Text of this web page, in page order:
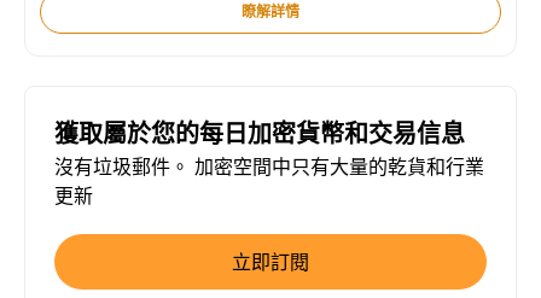
瞭解詳情
獲取屬於您的每日加密貨幣和交易信息
沒有垃圾郵件。 加密空間中只有大量的乾貨和行業
更新
立即訂閱